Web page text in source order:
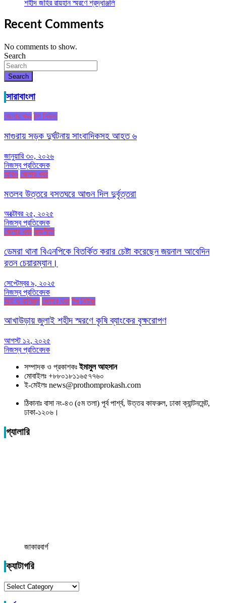
শহীদ জহির রায়হান স্মরণে শ্রদ্ধাঞ্জলি
Recent Comments
No comments to show.
Search
Search
সারাবাংলা
জেলার খবর টপ নিউজ
মাগুরায় সড়ক দুর্ঘটনায় সাংবাদিকসহ আহত ৬
জানুয়ারি ৩০, ২০২৬
নিজস্ব প্রতিবেদক
আরও জেলার খবর
মতলব উত্তরে বসতঘরে আগুন দিল দুর্বৃত্তরা
অক্টোবর ২৫, ২০২৫
নিজস্ব প্রতিবেদক
জেলার খবর রাজনীতি
ডেমরা থানা বিএনপিকে বিতর্কিত করার চেষ্টা করেছেন জয়নাল আবেদিন
রতন চেয়ারম্যান।
সেপ্টেম্বর ৯, ২০২৫
নিজস্ব প্রতিবেদক
অর্থ ও বাণিজ্য জেলার খবর টপ নিউজ
আখাউড়ায় জুলাই শহীদ স্মরণে কৃষি ব্যাংকের বৃক্ষরোপণ
আগস্ট ১২, ২০২৫
নিজস্ব প্রতিবেদক
সম্পাদক ও প্রকাশকঃইমামুল আহসান
মোবাইলঃ +৮৮০১৮১১৬৫৭৭৬০
ই-মেইলঃ news@prothomprokash.com
ঠিকানাঃ বাসা নং-৪৩ (৫ম তলা) পূর্ব পার্শ্ব, উত্তর কাফরুল, ঢাকা ক্যান্টনমেন্ট,
ঢাকা-১২০৬।
গ্যালারি
জাকারবার্গ
ক্যাটাগরি
ক্যাটাগরি